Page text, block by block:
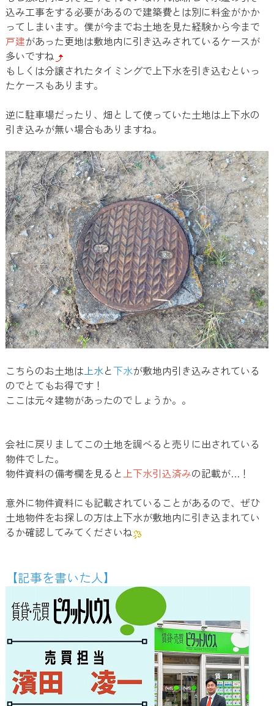
込み工事をする必要があるので建築費とは別に料金がかか
ってしまいます。僕が今までお土地を見た経験から今まで
戸建があった更地は敷地内に引き込みされているケースが
多いですね
もしくは分譲されたタイミングで上下水を引き込むといっ
たケースもあります。
逆に駐車場だったり、畑として使っていた土地は上下水の
引き込みが無い場合もありますね。
こちらのお土地は 上水と下水が敷地内引き込みされている
のでとてもお得です！
ここは元々建物があったのでしょうか。。
会社に戻りましてこの土地を調べると売りに出されている
物件でした。
物件資料の備考欄を見ると 上下水引込済みの記載が…！
意外に物件資料にも記載されていることがあるので、ぜひ
土地物件をお探しの方は上下水が敷地内に引き込まれてい
るか確認してみてくださいね
【記事を書いた人】